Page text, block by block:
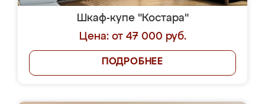
Шкаф-купе "Костара"
Цена: от 47 000 руб.
ПОДРОБНЕЕ